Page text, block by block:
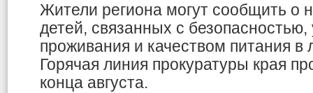
Жители региона могут сообщить о
детей, связанных с
проживания и качеством питания в
Горячая линия прокуратуры края
конца августа.